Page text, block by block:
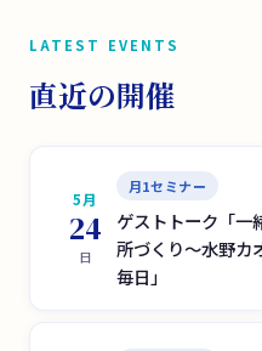
LATEST EVENTS
直近の開催
5月
24
日
月1セミナー
ゲストトーク「一
所づくり〜水野カ
毎日」